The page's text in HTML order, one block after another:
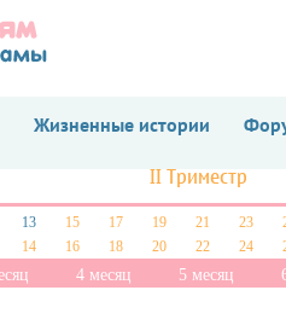
Жизненные истории
II Триместр
13 15 17 19 21 23
14 16 18 20 22 24
4 месяц 5 месяц